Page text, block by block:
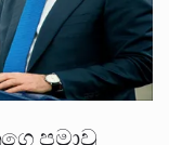
පමාවූ